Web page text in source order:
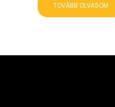
TOVÁBB OLVASOM